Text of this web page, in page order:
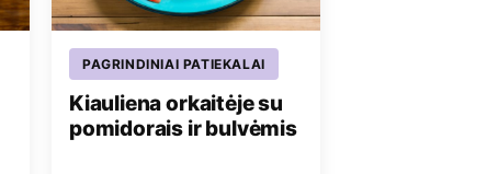
PAGRINDINIAI PATIEKALAI
Kiauliena orkaitėje su
pomidorais ir bulvėmis